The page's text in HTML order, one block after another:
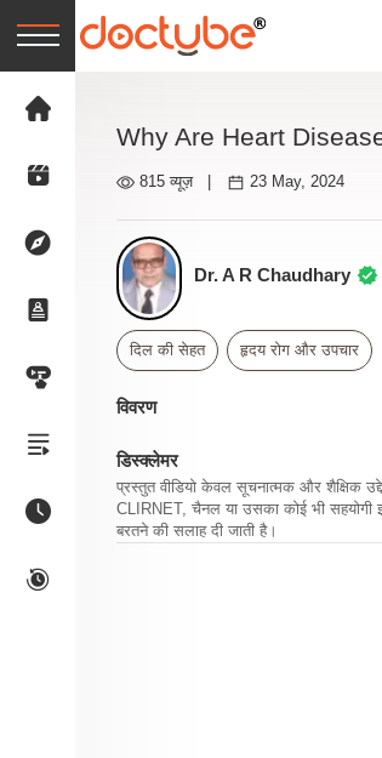
Why Are Heart
815 व्यूज़ 23 May, 2024
Dr. A R Chaudhary
दिल की सेहत हृदय रोग और उपचार
विवरण
डिस्क्लेमर
प्रस्तुत वीडियो केवल सूचनात्मक और शैक्षिक
CLIRNET, चैनल या उसका कोई भी सहयोगी इस
बरतने की सलाह दी जाती है।